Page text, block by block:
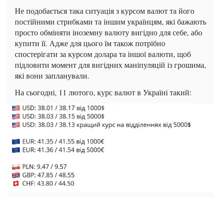
Не подобається така ситуація з курсом валют та його
постійними стрибками та іншим українцям, які бажають
просто обміняти іноземну валюту вигідно для себе, або
купити її. Адже для цього їм також потрібно
спостерігати за курсом долара та іншої валюти, щоб
підловити момент для вигідних маніпуляцій із грошима,
які вони запланували.
На сьогодні, 11 лютого, курс валют в Україні такий: